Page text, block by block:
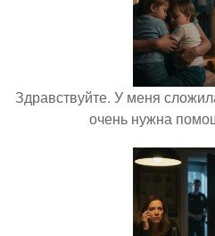
Здравствуйте. У меня
очень нужна